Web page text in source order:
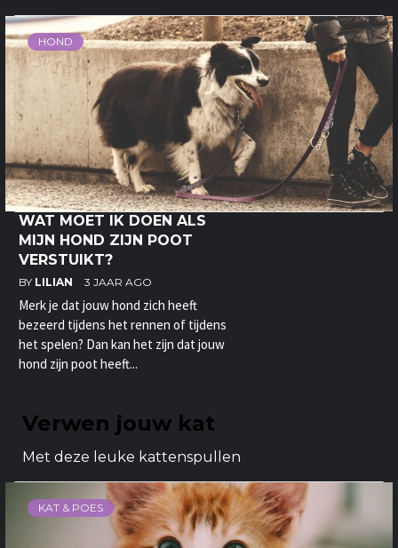
HOND
WAT MOET IK DOEN ALS
MIJN HOND ZIJN POOT
VERSTUIKT?
BY LILIAN 3 JAAR AGO
Merk je dat jouw hond zich heeft
bezeerd tijdens het rennen of tijdens
het spelen? Dan kan het zijn dat jouw
hond zijn poot heeft...
Verwen jouw kat
Met deze leuke kattenspullen
KAT & POES